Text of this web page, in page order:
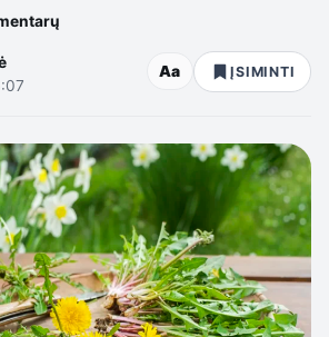
Aa ĮSIMINTI